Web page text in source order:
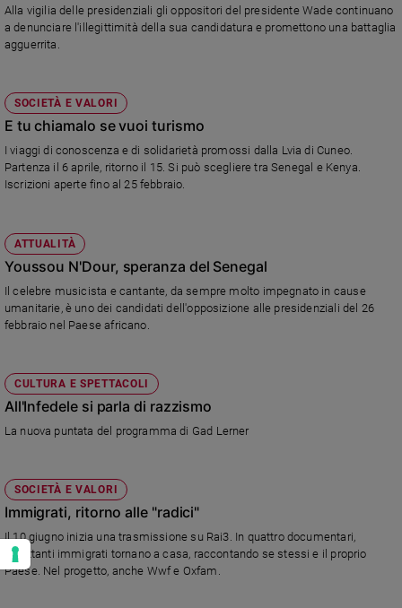
Alla vigilia delle presidenziali gli oppositori del presidente Wade continuano
a denunciare l'illegittimità della sua candidatura e promettono una battaglia
agguerrita.
SOCIETÀ E VALORI
E tu chiamalo se vuoi turismo
I viaggi di conoscenza e di solidarietà promossi dalla Lvia di Cuneo.
Partenza il 6 aprile, ritorno il 15. Si può scegliere tra Senegal e Kenya.
Iscrizioni aperte fino al 25 febbraio.
ATTUALITÀ
Youssou N'Dour, speranza del Senegal
Il celebre musicista e cantante, da sempre molto impegnato in cause
umanitarie, è uno dei candidati dell'opposizione alle presidenziali del 26
febbraio nel Paese africano.
CULTURA E SPETTACOLI
All'Infedele si parla di razzismo
La nuova puntata del programma di Gad Lerner
SOCIETÀ E VALORI
Immigrati, ritorno alle "radici"
Il 10 giugno inizia una trasmissione su Rai3. In quattro documentari,
altrettanti immigrati tornano a casa, raccontando se stessi e il proprio
Paese. Nel progetto, anche Wwf e Oxfam.